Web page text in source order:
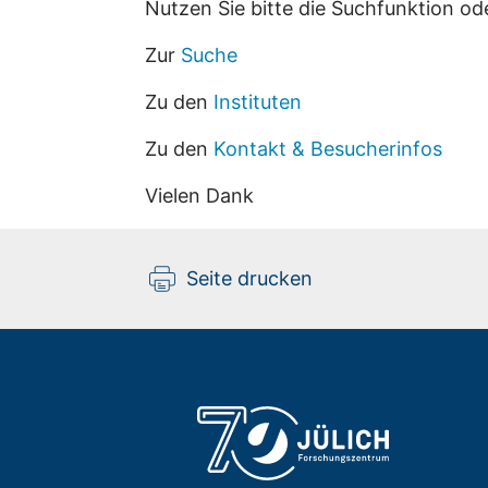
Nutzen Sie bitte die Suchfunktion
Zur Suche
Zu den Instituten
Zu den Kontakt & Besucherinfos
Vielen Dank
Seite drucken